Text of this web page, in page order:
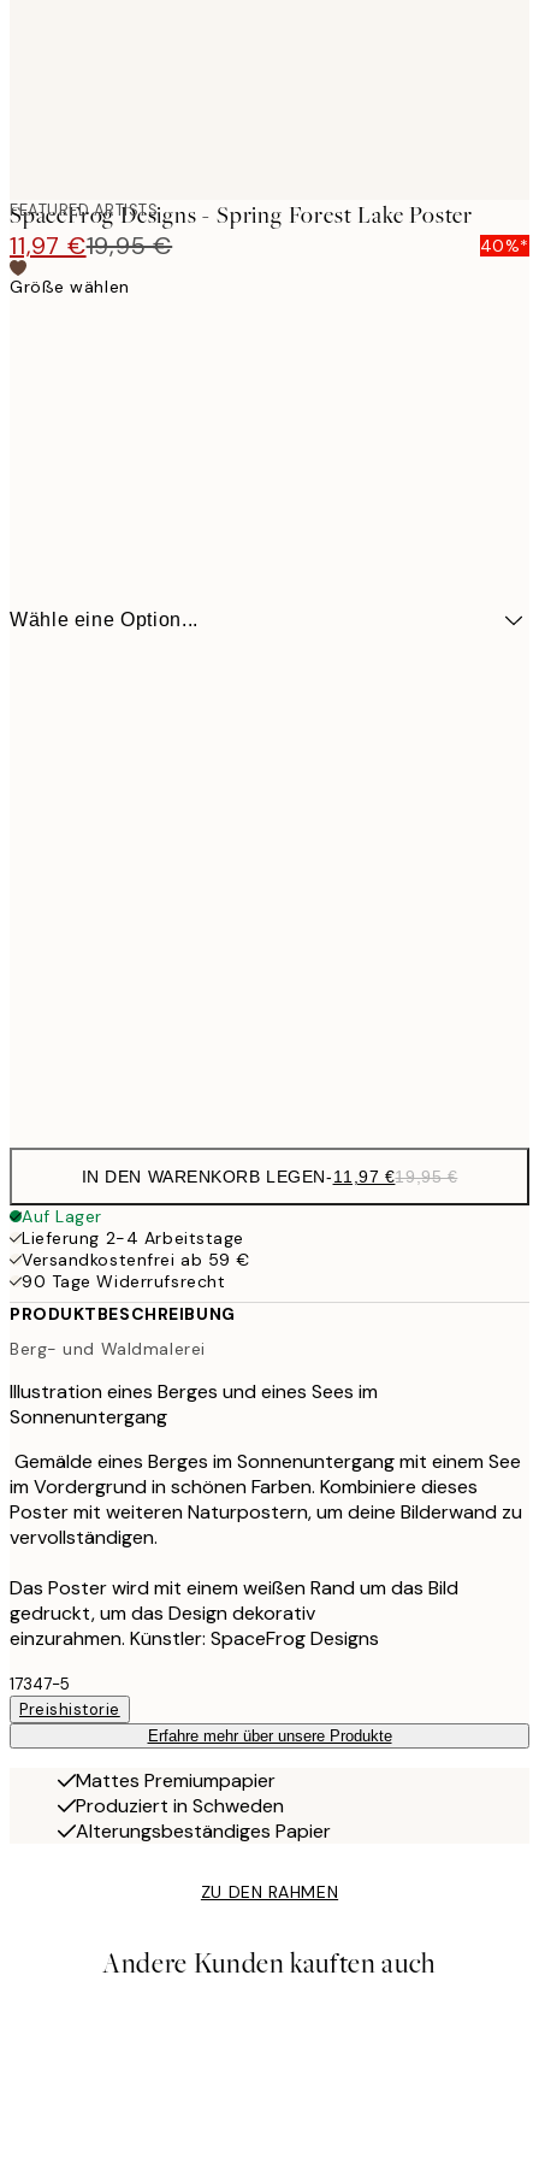
FEATURED ARTISTS
SpaceFrog Designs - Spring Forest Lake Poster
11,97 €19,95 €
40%*
Größe wählen
Wähle eine Option...
IN DEN WARENKORB LEGEN-11,97 €19,95 €
Auf Lager
Lieferung 2-4 Arbeitstage
Versandkostenfrei ab 59 €
90 Tage Widerrufsrecht
PRODUKTBESCHREIBUNG
Berg- und Waldmalerei
Illustration eines Berges und eines Sees im
Sonnenuntergang
Gemälde eines Berges im Sonnenuntergang mit einem See
im Vordergrund in schönen Farben. Kombiniere dieses
Poster mit weiteren Naturpostern, um deine Bilderwand zu
vervollständigen.
Das Poster wird mit einem weißen Rand um das Bild
gedruckt, um das Design dekorativ
einzurahmen. Künstler: SpaceFrog Designs
17347-5
Preishistorie
Erfahre mehr über unsere Produkte
Mattes Premiumpapier
Produziert in Schweden
Alterungsbeständiges Papier
ZU DEN RAHMEN
Andere Kunden kauften auch